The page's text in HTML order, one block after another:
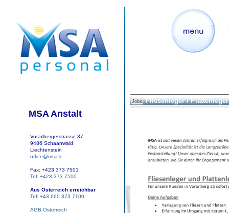
MSA Anstalt
Vorarlbergerstrasse 37
9486 Schaanwald
Liechtenstein
office@msa.li
Fax: +423 373 7501
Tel: +423 373 7500
Aus Österreich erreichbar
Tel: +43 660 373 7100
AGB Österreich
Jobs Fliesenleger / Plattenleger